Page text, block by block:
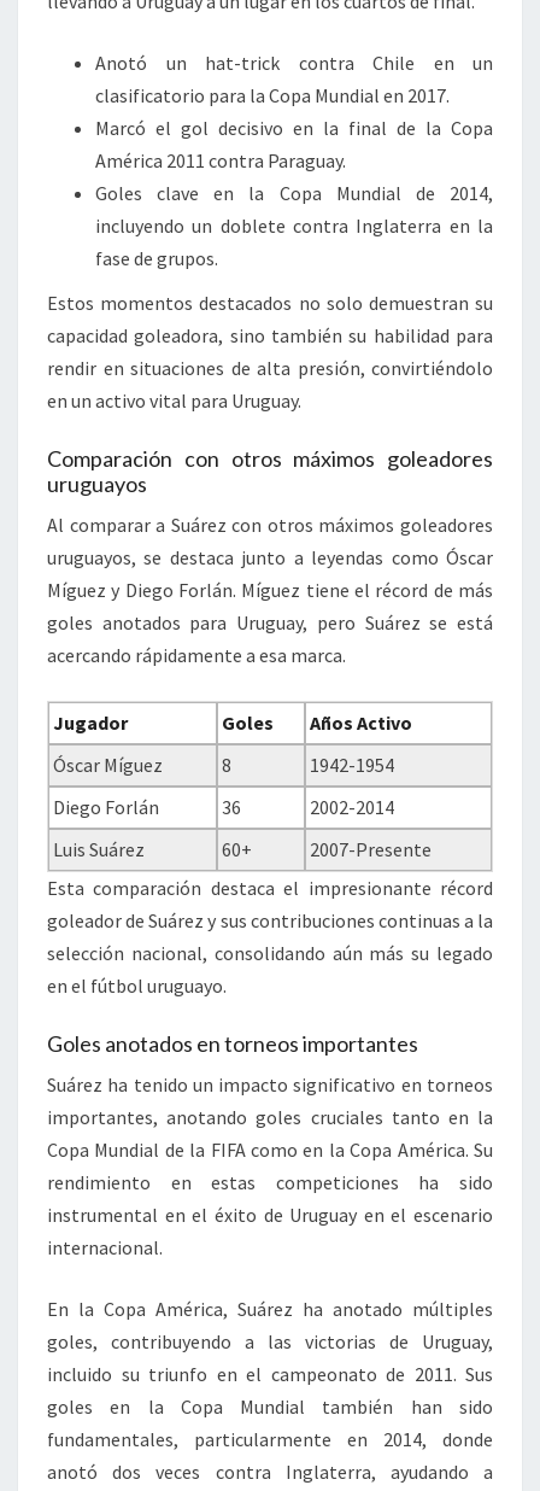
Anotó un hat-trick contra Chile en un
clasificatorio para la Copa Mundial en 2017.
Marcó el gol decisivo en la final de la Copa
América 2011 contra Paraguay.
Goles clave en la Copa Mundial de 2014,
incluyendo un doblete contra Inglaterra en la
fase de grupos.
Estos momentos destacados no solo demuestran su
capacidad goleadora, sino también su habilidad para
rendir en situaciones de alta presión, convirtiéndolo
en un activo vital para Uruguay.
Comparación con otros máximos goleadores
uruguayos
Al comparar a Suárez con otros máximos goleadores
uruguayos, se destaca junto a leyendas como Óscar
Míguez y Diego Forlán. Míguez tiene el récord de más
goles anotados para Uruguay, pero Suárez se está
acercando rápidamente a esa marca.
Jugador Goles
Años Activo
Óscar Míguez
8
1942-1954
Diego Forlán
36
2002-2014
Luis Suárez
60+
2007-Presente
Esta comparación destaca el impresionante récord
goleador de Suárez y sus contribuciones continuas a la
selección nacional, consolidando aún más su legado
en el fútbol uruguayo.
Goles anotados en torneos importantes
Suárez ha tenido un impacto significativo en torneos
importantes, anotando goles cruciales tanto en la
Copa Mundial de la FIFA como en la Copa América. Su
rendimiento en estas competiciones ha sido
instrumental en el éxito de Uruguay en el escenario
internacional.
En la Copa América, Suárez ha anotado múltiples
goles, contribuyendo a las victorias de Uruguay,
incluido su triunfo en el campeonato de 2011. Sus
goles en la Copa Mundial también han sido
fundamentales, particularmente en 2014, donde
anotó dos veces contra Inglaterra, ayudando a